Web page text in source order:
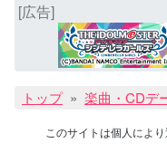
[広告]
トップ 楽曲・CDデ
このサイトは個人によ